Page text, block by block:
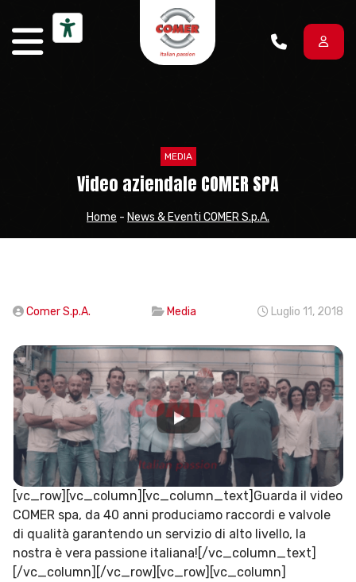
MEDIA
Video aziendale COMER SPA
Home - News & Eventi COMER S.p.A.
Comer S.p.A. Media Luglio 11, 2018
[vc_row][vc_column][vc_column_text]Guarda il video
COMER spa, da 40 anni produciamo raccordi e valvole
di qualità garantendo un servizio di alto livello, la
nostra è vera passione italiana![/vc_column_text]
[/vc_column][/vc_row][vc_row][vc_column]